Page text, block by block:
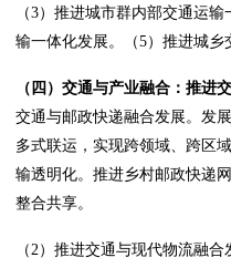
（3）推进城市群内部交通运
输一体化发展。（5）推进城乡
（四）交通与产业融合：推进
交通与邮政快递融合发展。发
多式联运，实现跨领域、跨区
输透明化。推进乡村邮政快递
整合共享。
（2）推进交通与现代物流融